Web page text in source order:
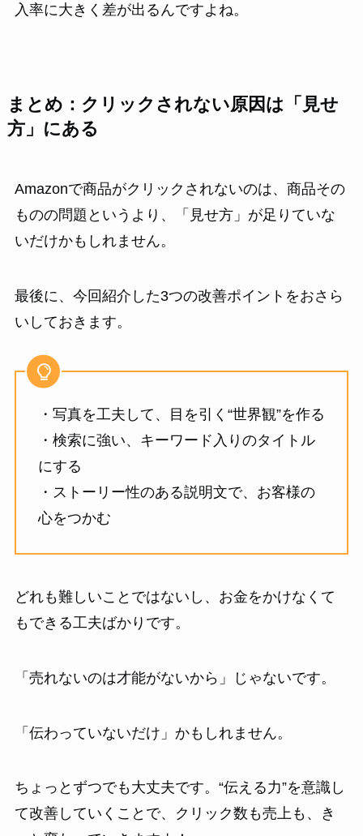
入率に大きく差が出るんですよね。
まとめ：クリックされない原因は「見せ
方」にある
Amazonで商品がクリックされないのは、商品その
ものの問題というより、「見せ方」が足りていな
いだけかもしれません。
最後に、今回紹介した3つの改善ポイントをおさら
いしておきます。
・写真を工夫して、目を引く“世界観”を作る
・検索に強い、キーワード入りのタイトル
にする
・ストーリー性のある説明文で、お客様の
心をつかむ
どれも難しいことではないし、お金をかけなくて
もできる工夫ばかりです。
「売れないのは才能がないから」じゃないです。
「伝わっていないだけ」かもしれません。
ちょっとずつでも大丈夫です。“伝える力”を意識し
て改善していくことで、クリック数も売上も、き